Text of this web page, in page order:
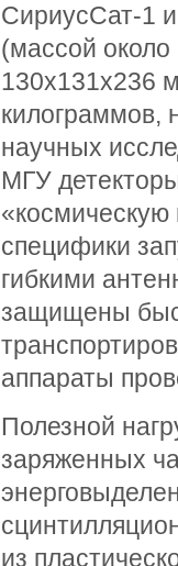
СириусСат-1
(массой около
130x131x236
килограммов,
научных
МГУ
«космическую
специфики
гибкими
защищены
аппараты
Полезной
заряженных
из